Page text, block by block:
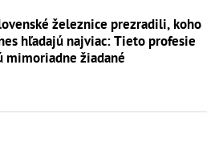
železnice prezradili, koho
hľadajú najviac: Tieto profesie
mimoriadne žiadané